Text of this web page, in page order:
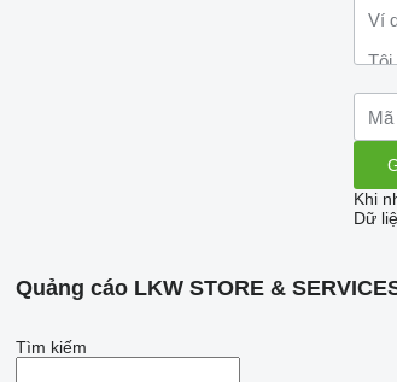
Khi
Dữ
Quảng cáo LKW STORE &
Tìm kiếm